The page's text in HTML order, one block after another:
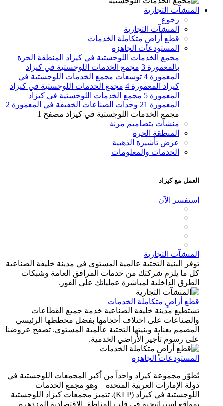
المنشآت التجارية
رجوع
المنشآت التجارية
قطع أراضٍ متكاملة الخدمات
المستودعات الجاهزة
مجمع الخدمات اللوجستية في كيزاد المنطقة الحرة
بالمعمورة 3
مجمع الخدمات اللوجستية في كيزاد
المعمورة 4
توسعات مجمع الخدمات اللوجستية في
كيزاد المعمورة 4
مجمع الخدمات اللوجستية في كيزاد
المعمورة 5
مجمع الخدمات اللوجستية في كيزاد
المعمورة 21
وحدات الصناعات الخفيفة في المعمورة 2
مجمع الخدمات اللوجستية في كيزاد مصفح 1
منشآت بتصاميم مرنة
المنطقة الحرة
عرض تأشيرة الذهبية
الخدمات والمعلومات
العمل مع كيزاد
استفسر الآن
المنشآت التجارية
توفر البنية التحتية عالمية المستوى في مدينة خليفة الصناعية
كل ما يلزم شركتك من خدمات المرافق العامة وشبكات
الطرق الداخلية لمباشرة عملياتك على الفور.
قطع أراضٍ متكاملة الخدمات
تستطيع مدينة خليفة الصناعية خدمة جميع القطاعات
والصناعات على اختلاف أحجامها بفضل مخططها الرئيسي
المصمم بعناية وبنيتها التحتية عالمية المستوى. تصفح عروضنا
على رسوم تأجير الأراضي الخدمية.
المستودعات الجاهزة
تُطوّر مجموعة كيزاد واحداً من أكبر المجمعات اللوجستية في
دولة الإمارات العربية المتحدة – وهو مجمع الخدمات
اللوجستية في كيزاد (KLP). تتميز مجمعات كيزاد اللوجستية
بمواقع استراتيجية في قلب المناطق الاقتصادية المزدهرة